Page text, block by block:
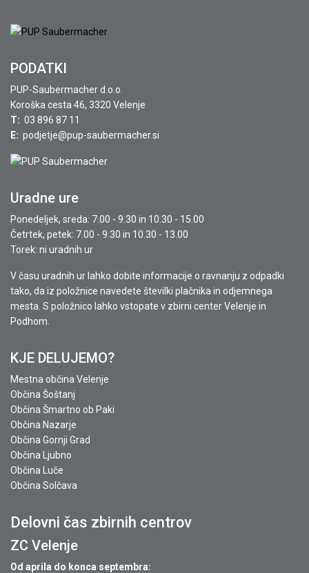
PODATKI
PUP-Saubermacher d.o.o.
Koroška cesta 46, 3320 Velenje
T: 03 896 87 11
E: podjetje@pup-saubermacher.si
Uradne ure
Ponedeljek, sreda: 7.00 - 9.30 in 10.30 - 15.00
Četrtek, petek: 7.00 - 9.30 in 10.30 - 13.00
Torek: ni uradnih ur
V času uradnih ur lahko dobite informacije o ravnanju z odpadki
tako, da iz položnice navedete številki plačnika in odjemnega
mesta. S položnico lahko vstopate v zbirni center Velenje in
Podhom.
KJE DELUJEMO?
Mestna občina Velenje
Občina Šoštanj
Občina Šmartno ob Paki
Občina Nazarje
Občina Gornji Grad
Občina Ljubno
Občina Luče
Občina Solčava
Delovni čas zbirnih centrov
ZC Velenje
Od aprila do konca septembra: